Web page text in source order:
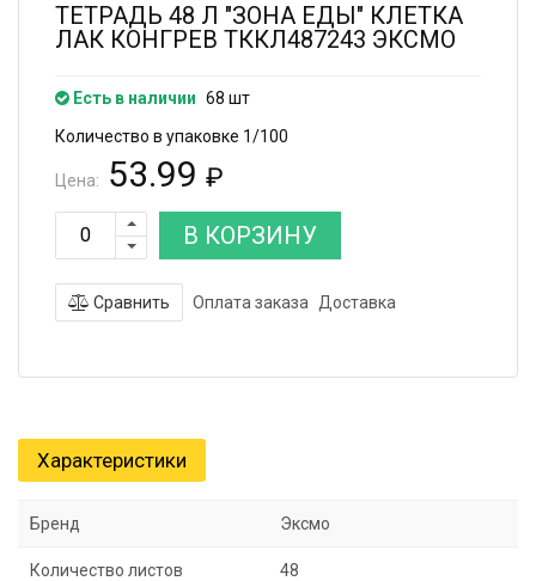
ТЕТРАДЬ 48 Л "ЗОНА ЕДЫ" КЛЕТКА
ЛАК КОНГРЕВ ТККЛ487243 ЭКСМО
Есть в наличии 68 шт
Количество в упаковке 1/100
Цена: 53.99 ₽
В КОРЗИНУ
Сравнить Оплата заказа Доставка
Характеристики
Бренд Эксмо
Количество листов 48